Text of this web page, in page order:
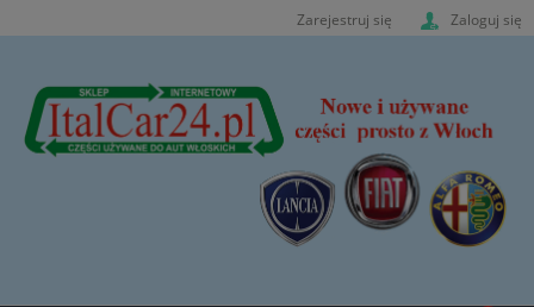
Zarejestruj się Zaloguj się